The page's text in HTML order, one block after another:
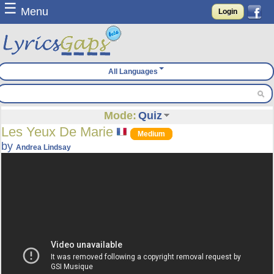
☰ Menu Login
All Languages
Mode: Quiz
Les Yeux De Marie Medium
byAndrea Lindsay